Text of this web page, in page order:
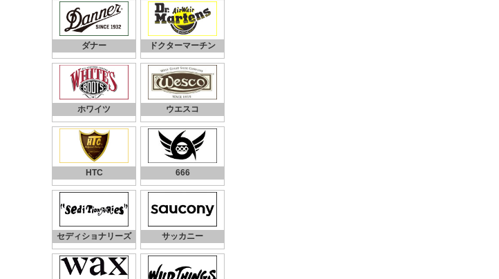
ダナー ドクターマーチン
ホワイツ ウエスコ
HTC 666
セディショナリーズ サッカニー